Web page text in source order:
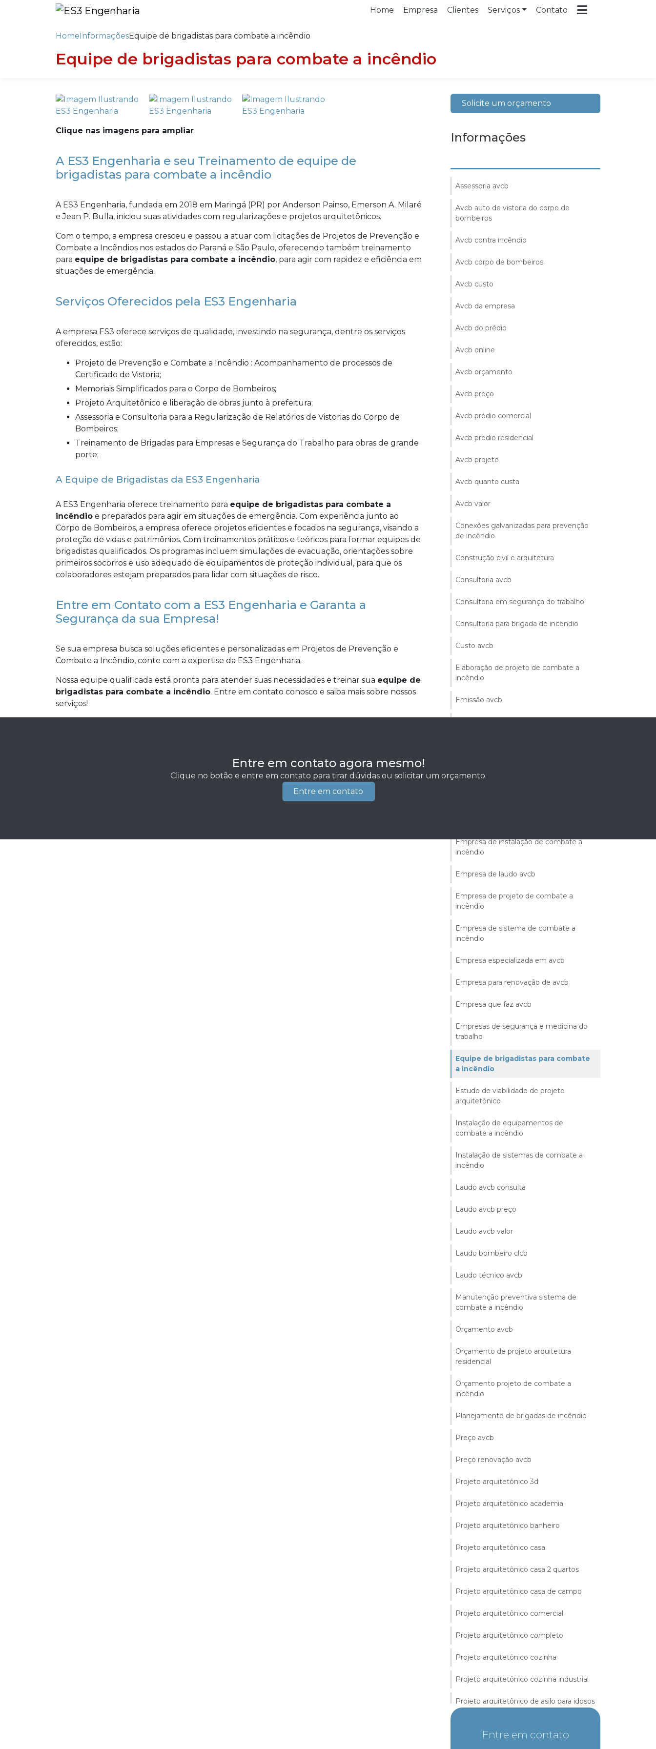
Home Empresa Clientes Serviços Contato
HomeInformaçõesEquipe de brigadistas para combate a incêndio
Equipe de brigadistas para combate a incêndio
Clique nas imagens para ampliar
A ES3 Engenharia e seu Treinamento de equipe de
brigadistas para combate a incêndio
A ES3 Engenharia, fundada em 2018 em Maringá (PR) por Anderson Painso, Emerson A. Milaré
e Jean P. Bulla, iniciou suas atividades com regularizações e projetos arquitetônicos.
Com o tempo, a empresa cresceu e passou a atuar com licitações de Projetos de Prevenção e
Combate a Incêndios nos estados do Paraná e São Paulo, oferecendo também treinamento
para equipe de brigadistas para combate a incêndio, para agir com rapidez e eficiência em
situações de emergência.
Serviços Oferecidos pela ES3 Engenharia
A empresa ES3 oferece serviços de qualidade, investindo na segurança, dentre os serviços
oferecidos, estão:
Projeto de Prevenção e Combate a Incêndio : Acompanhamento de processos de
Certificado de Vistoria;
Memoriais Simplificados para o Corpo de Bombeiros;
Projeto Arquitetônico e liberação de obras junto à prefeitura;
Assessoria e Consultoria para a Regularização de Relatórios de Vistorias do Corpo de
Bombeiros;
Treinamento de Brigadas para Empresas e Segurança do Trabalho para obras de grande
porte;
A Equipe de Brigadistas da ES3 Engenharia
A ES3 Engenharia oferece treinamento para equipe de brigadistas para combate a
incêndio e preparados para agir em situações de emergência. Com experiência junto ao
Corpo de Bombeiros, a empresa oferece projetos eficientes e focados na segurança, visando a
proteção de vidas e patrimônios. Com treinamentos práticos e teóricos para formar equipes de
brigadistas qualificados. Os programas incluem simulações de evacuação, orientações sobre
primeiros socorros e uso adequado de equipamentos de proteção individual, para que os
colaboradores estejam preparados para lidar com situações de risco.
Entre em Contato com a ES3 Engenharia e Garanta a
Segurança da sua Empresa!
Se sua empresa busca soluções eficientes e personalizadas em Projetos de Prevenção e
Combate a Incêndio, conte com a expertise da ES3 Engenharia.
Nossa equipe qualificada está pronta para atender suas necessidades e treinar sua equipe de
brigadistas para combate a incêndio. Entre em contato conosco e saiba mais sobre nossos
serviços!
Entre em contato agora mesmo!
Clique no botão e entre em contato para tirar dúvidas ou solicitar um orçamento.
Entre em contato
Solicite um orçamento
Informações
Assessoria avcb
Avcb auto de vistoria do corpo de
bombeiros
Avcb contra incêndio
Avcb corpo de bombeiros
Avcb custo
Avcb da empresa
Avcb do prédio
Avcb online
Avcb orçamento
Avcb preço
Avcb prédio comercial
Avcb predio residencial
Avcb projeto
Avcb quanto custa
Avcb valor
Conexões galvanizadas para prevenção
de incêndio
Construção civil e arquitetura
Consultoria avcb
Consultoria em segurança do trabalho
Consultoria para brigada de incêndio
Custo avcb
Elaboração de projeto de combate a
incêndio
Emissão avcb
Empresa de instalação de combate a
incêndio
Empresa de laudo avcb
Empresa de projeto de combate a
incêndio
Empresa de sistema de combate a
incêndio
Empresa especializada em avcb
Empresa para renovação de avcb
Empresa que faz avcb
Empresas de segurança e medicina do
trabalho
Equipe de brigadistas para combate
a incêndio
Estudo de viabilidade de projeto
arquitetônico
Instalação de equipamentos de
combate a incêndio
Instalação de sistemas de combate a
incêndio
Laudo avcb consulta
Laudo avcb preço
Laudo avcb valor
Laudo bombeiro clcb
Laudo técnico avcb
Manutenção preventiva sistema de
combate a incêndio
Orçamento avcb
Orçamento de projeto arquitetura
residencial
Orçamento projeto de combate a
incêndio
Planejamento de brigadas de incêndio
Preço avcb
Preço renovação avcb
Projeto arquitetônico 3d
Projeto arquitetônico academia
Projeto arquitetônico banheiro
Projeto arquitetônico casa
Projeto arquitetônico casa 2 quartos
Projeto arquitetônico casa de campo
Projeto arquitetônico comercial
Projeto arquitetônico completo
Projeto arquitetônico cozinha
Projeto arquitetônico cozinha industrial
Projeto arquitetônico de asilo para idosos
Entre em contato